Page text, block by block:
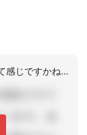
単純に、一言でいれば「友達づくり」って感じですかね。「横のつながり」を作ること。